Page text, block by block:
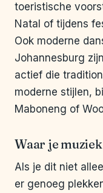
toeristische
Natal of tijdens
Ook moderne
Johannesburg
actief die
moderne stijlen,
Maboneng of
Waar je
Als je dit niet
er genoeg